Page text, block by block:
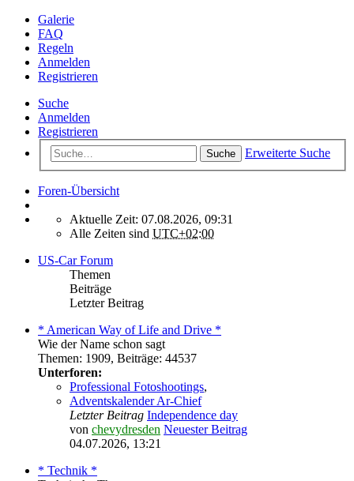
Galerie
FAQ
Regeln
Anmelden
Registrieren
Suche
Anmelden
Registrieren
Suche Erweiterte Suche
Foren-Übersicht
Aktuelle Zeit: 07.08.2026, 09:31
Alle Zeiten sind UTC+02:00
US-Car Forum
Themen
Beiträge
Letzter Beitrag
* American Way of Life and Drive *
Wie der Name schon sagt
Themen: 1909, Beiträge: 44537
Unterforen:
Professional Fotoshootings,
Adventskalender Ar-Chief
Letzter Beitrag Independence day
von chevydresden Neuester Beitrag
04.07.2026, 13:21
* Technik *